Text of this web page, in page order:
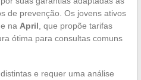
de prevenção. Os jovens ativos
na April , que propõe tarifas
ótima para consultas comuns
e requer uma análise